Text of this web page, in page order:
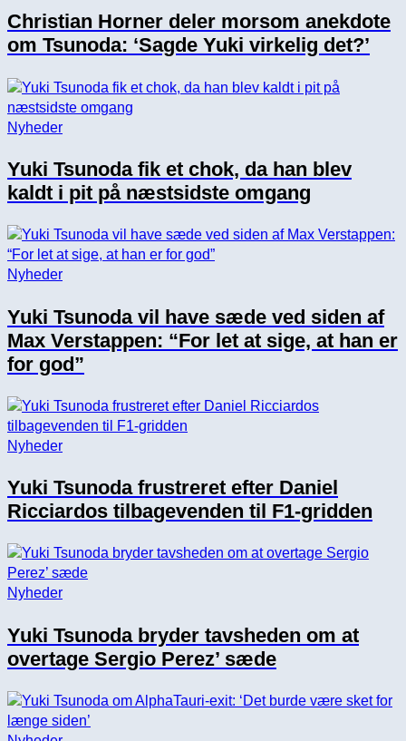
Christian Horner deler morsom anekdote
om Tsunoda: ‘Sagde Yuki virkelig det?’
Nyheder
Yuki Tsunoda fik et chok, da han blev
kaldt i pit på næstsidste omgang
Nyheder
Yuki Tsunoda vil have sæde ved siden af
Max Verstappen: “For let at sige, at han er
for god”
Nyheder
Yuki Tsunoda frustreret efter Daniel
Ricciardos tilbagevenden til F1-gridden
Nyheder
Yuki Tsunoda bryder tavsheden om at
overtage Sergio Perez’ sæde